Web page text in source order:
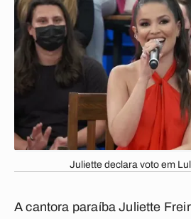
Juliette declara voto em
A cantora paraíba Juliette